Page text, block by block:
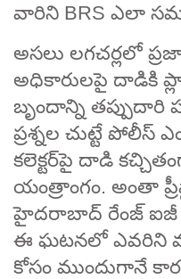
వారిని BRS ఎలా
అసలు లగచర్లలో
అధికారులపై దాడికి
బృందాన్ని తప్పుదారి
ప్రశ్నల చుట్టే పోలీస్‌
కలెక్టర్‌పై దాడి
యంత్రాంగం. అంతా
హైదరాబాద్‌ రేంజ్
ఈ ఘటనలో ఎవరిని
కోసం ముందుగానే